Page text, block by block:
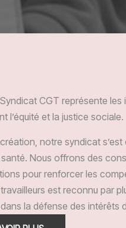
CGT représente
l’équité et la justice sociale.
notre syndicat
Nous offrons des
pour renforcer les
est reconnu par
la défense des intérêts